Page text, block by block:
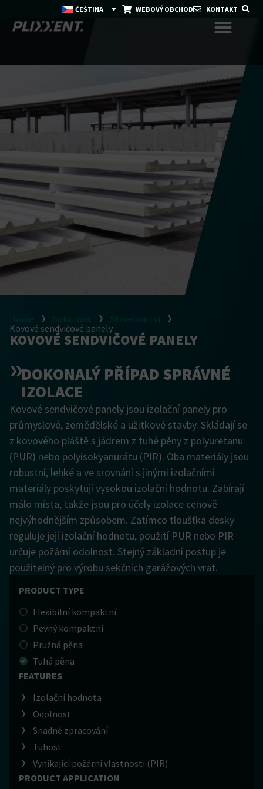
ČEŠTINA WEBOVÝ OBCHOD KONTAKT
Stavebnictví
Kovové sendvičové panely
KOVOVÉ SENDVIČOVÉ PANELY
DOKONALÝ PŘÍPAD SPRÁVNÉ
IZOLACE
Kovové sendvičové panely jsou izolační panely pro
průmyslové, zemědělské a užitkové stavby. Skládají se
z kovového pláště s jádrem z tuhé pěny z polyuretanu
(PUR) nebo polyisokyanurátu (PIR). Oba materiály jsou
robustní, lehké a ve srovnání s jinými izolačními
materiály poskytují vysokou izolační hodnotu. Zabírají
málo místa, takže jsou pro účely izolace cenově
nejvýhodnějším způsobem. Zatímco tloušťka desky
reguluje její izolační hodnotu, použití PUR nebo PIR
určuje požární odolnost. Stejný základní postup je
použitelný pro výrobu sekčních garážových vrat.
PRODUCT TYPE
Flexibilní kompaktní
Pevný kompaktní
Pružná pěna
Tuhá pěna
FEATURES
Izolační hodnota
Odolnost
Snadné zpracování
Tuhost
Vynikající požární vlastnosti (PIR)
PRODUCT APPLICATION